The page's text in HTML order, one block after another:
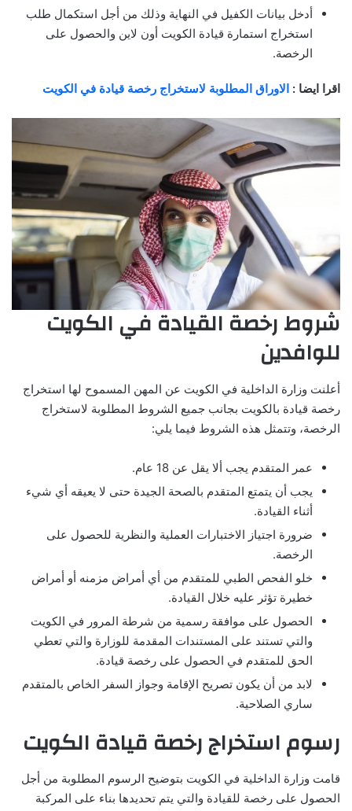
أدخل بيانات الكفيل في النهاية وذلك من أجل استكمال طلب
استخراج استمارة قيادة الكويت أون لاين والحصول على
الرخصة.
اقرا ايضا : الاوراق المطلوبة لاستخراج رخصة قيادة في الكويت
شروط رخصة القيادة في الكويت
للوافدين
أعلنت وزارة الداخلية في الكويت عن المهن المسموح لها استخراج
رخصة قيادة بالكويت بجانب جميع الشروط المطلوبة لاستخراج
الرخصة، وتتمثل هذه الشروط فيما يلي:
عمر المتقدم يجب ألا يقل عن 18 عام.
يجب أن يتمتع المتقدم بالصحة الجيدة حتى لا يعيقه أي شيء
أثناء القيادة.
ضرورة اجتياز الاختبارات العملية والنظرية للحصول على
الرخصة.
خلو الفحص الطبي للمتقدم من أي أمراض مزمنه أو أمراض
خطيرة تؤثر عليه خلال القيادة.
الحصول على موافقة رسمية من شرطة المرور في الكويت
والتي تستند على المستندات المقدمة للوزارة والتي تعطي
الحق للمتقدم في الحصول على رخصة قيادة.
لابد من أن يكون تصريح الإقامة وجواز السفر الخاص بالمتقدم
ساري الصلاحية.
رسوم استخراج رخصة قيادة الكويت
قامت وزارة الداخلية في الكويت بتوضيح الرسوم المطلوبة من أجل
الحصول على رخصة للقيادة والتي يتم تحديدها بناء على المركبة